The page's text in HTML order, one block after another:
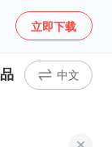
立即下载
中文